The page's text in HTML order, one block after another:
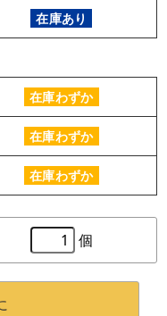
在庫あり
在庫わずか
在庫わずか
在庫わずか
個